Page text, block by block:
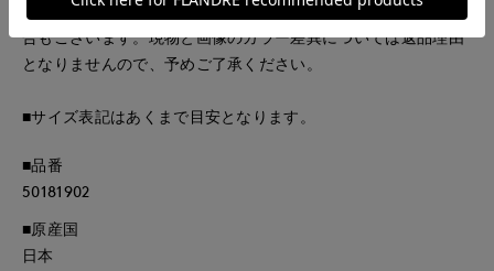
フォンなどの環境により、若干製品と画像のカラーが異なる場
合もございます。現物と画像のカラー差異については返品理由
となりませんので、予めご了承ください。
■サイズ表記はあくまで目安となります。
■品番
50181902
■原産国
日本